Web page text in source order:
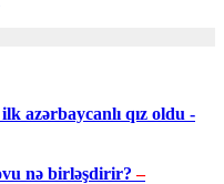
azərbaycanlı qız oldu -
nə birləşdirir?–